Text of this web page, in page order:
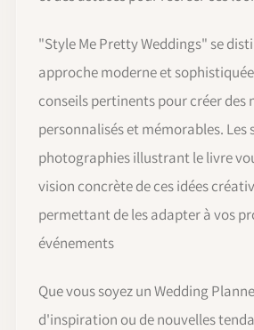
"Style Me Pretty Weddings" se
approche moderne et
conseils pertinents pour créer des
personnalisés et mémorables. Les
photographies illustrant le livre
vision concrète de ces idées
permettant de les adapter à vos
événements
Que vous soyez un Wedding
d'inspiration ou de nouvelles